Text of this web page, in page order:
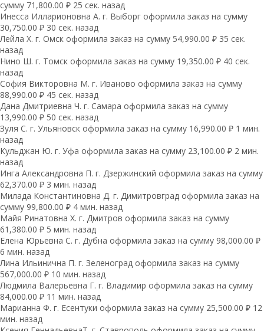
сумму 71,800.00 ₽ 25 сек. назад
Инесса Илларионовна А. г. Выборг оформила заказ на сумму
30,750.00 ₽ 30 сек. назад
Лейла Х. г. Омск оформила заказ на сумму 54,990.00 ₽ 35 сек.
назад
Нино Ш. г. Томск оформила заказ на сумму 19,350.00 ₽ 40 сек.
назад
София Викторовна М. г. Иваново оформила заказ на сумму
88,990.00 ₽ 45 сек. назад
Дана Дмитриевна Ч. г. Самара оформила заказ на сумму
13,990.00 ₽ 50 сек. назад
Зуля С. г. Ульяновск оформила заказ на сумму 16,990.00 ₽ 1 мин.
назад
Кульджан Ю. г. Уфа оформила заказ на сумму 23,100.00 ₽ 2 мин.
назад
Инга Александровна П. г. Дзержинский оформила заказ на сумму
62,370.00 ₽ 3 мин. назад
Милада Константиновна Д. г. Димитровград оформила заказ на
сумму 99,800.00 ₽ 4 мин. назад
Майя Ринатовна Х. г. Дмитров оформила заказ на сумму
61,380.00 ₽ 5 мин. назад
Елена Юрьевна С. г. Дубна оформила заказ на сумму 98,000.00 ₽
6 мин. назад
Лина Ильинична П. г. Зеленоград оформила заказ на сумму
567,000.00 ₽ 10 мин. назад
Людмила Валерьевна Г. г. Владимир оформила заказ на сумму
84,000.00 ₽ 11 мин. назад
Марианна Ф. г. Есентуки оформила заказ на сумму 25,500.00 ₽ 12
мин. назад